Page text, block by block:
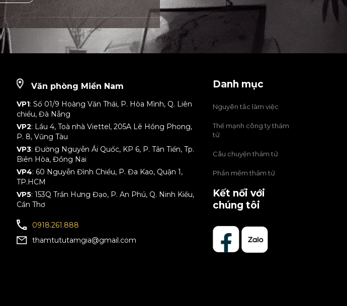
Văn phòng Miền Nam
VP1: Số 01/9 Hoàng Văn Thái, P. Hòa Mình, Q. Liên
chiểu, Đà Nẵng
VP2: Lầu 4, Toà nhà Viettel, 205A Lê Hồng Phong,
P. 8, Vũng Tàu
VP3: Đường Nguyễn Ái Quốc, KP 6, P. Tân Tiến, Tp.
Biên Hòa, Đồng Nai
VP4: 60 Nguyễn Đình Chiểu, P. Đa Kao, Quận 1,
TP.HCM
VP5: 153Q Trần Hưng Đạo, P. An Phú, Q. Ninh Kiều,
Cần Thơ
0918.261.888
thamtututamgia@gmail.com
Danh mục
Nguyên tắc làm việc
Thế mạnh công ty thám
tử
Câu chuyện thám tử
Phần mềm thám tử
Kết nối với
chúng tôi